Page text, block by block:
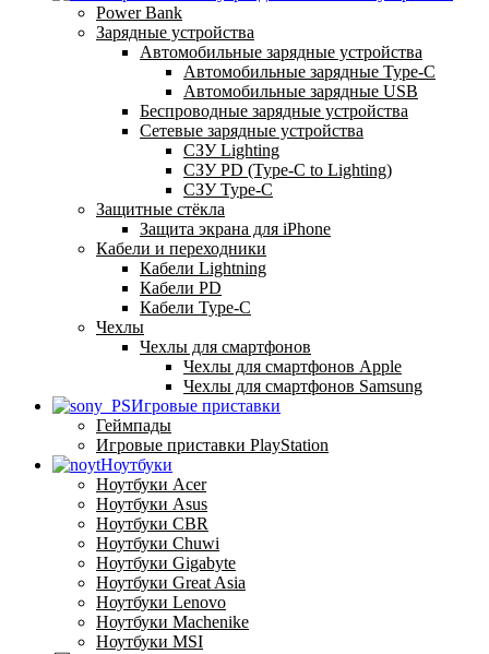
Power Bank
Зарядные устройства
Автомобильные зарядные устройства
Автомобильные зарядные Type-C
Автомобильные зарядные USB
Беспроводные зарядные устройства
Сетевые зарядные устройства
СЗУ Lighting
СЗУ PD (Type-C to Lighting)
СЗУ Type-C
Защитные стёкла
Защита экрана для iPhone
Кабели и переходники
Кабели Lightning
Кабели PD
Кабели Type-C
Чехлы
Чехлы для смартфонов
Чехлы для смартфонов Apple
Чехлы для смартфонов Samsung
Игровые приставки
Геймпады
Игровые приставки PlayStation
Ноутбуки
Ноутбуки Acer
Ноутбуки Asus
Ноутбуки CBR
Ноутбуки Chuwi
Ноутбуки Gigabyte
Ноутбуки Great Asia
Ноутбуки Lenovo
Ноутбуки Machenike
Ноутбуки MSI